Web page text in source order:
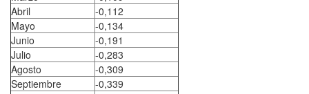
Abril
-0,112
Mayo
-0,134
Junio
-0,191
Julio
-0,283
Agosto
-0,309
Septiembre
-0,339